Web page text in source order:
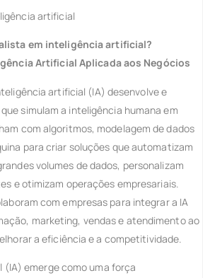
em inteligência artificial?
Artificial Aplicada aos Negócios
artificial (IA) desenvolve e
simulam a inteligência humana em
com algoritmos, modelagem de dados
para criar soluções que automatizam
volumes de dados, personalizam
e otimizam operações empresariais.
com empresas para integrar a IA
marketing, vendas e atendimento ao
a eficiência e a competitividade.
emerge como uma força